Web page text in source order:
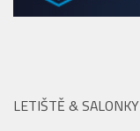
LETIŠTĚ & SALONKY